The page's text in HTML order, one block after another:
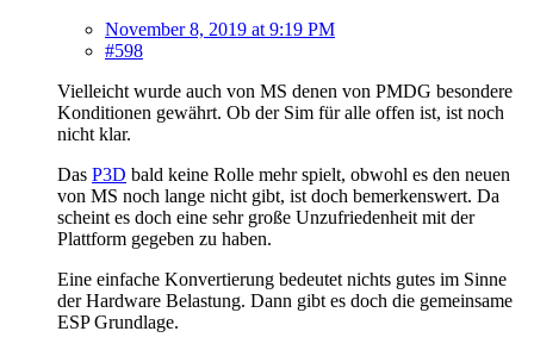
November 8, 2019 at 9:19 PM
#598
Vielleicht wurde auch von MS denen von PMDG besondere
Konditionen gewährt. Ob der Sim für alle offen ist, ist noch
nicht klar.
Das P3D bald keine Rolle mehr spielt, obwohl es den neuen
von MS noch lange nicht gibt, ist doch bemerkenswert. Da
scheint es doch eine sehr große Unzufriedenheit mit der
Plattform gegeben zu haben.
Eine einfache Konvertierung bedeutet nichts gutes im Sinne
der Hardware Belastung. Dann gibt es doch die gemeinsame
ESP Grundlage.